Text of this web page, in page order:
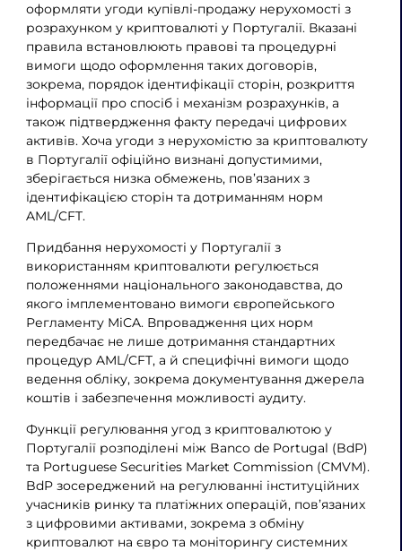
оформляти угоди купівлі-продажу нерухомості з
розрахунком у криптовалюті у Португалії. Вказані
правила встановлюють правові та процедурні
вимоги щодо оформлення таких договорів,
зокрема, порядок ідентифікації сторін, розкриття
інформації про спосіб і механізм розрахунків, а
також підтвердження факту передачі цифрових
активів. Хоча угоди з нерухомістю за криптовалюту
в Португалії офіційно визнані допустимими,
зберігається низка обмежень, пов’язаних з
ідентифікацією сторін та дотриманням норм
AML/CFT.
Придбання нерухомості у Португалії з
використанням криптовалюти регулюється
положеннями національного законодавства, до
якого імплементовано вимоги європейського
Регламенту MiCA. Впровадження цих норм
передбачає не лише дотримання стандартних
процедур AML/CFT, а й специфічні вимоги щодо
ведення обліку, зокрема документування джерела
коштів і забезпечення можливості аудиту.
Функції регулювання угод з криптовалютою у
Португалії розподілені між Banco de Portugal (BdP)
та Portuguese Securities Market Commission (CMVM).
BdP зосереджений на регулюванні інституційних
учасників ринку та платіжних операцій, пов’язаних
з цифровими активами, зокрема з обміну
криптовалют на євро та моніторингу системних